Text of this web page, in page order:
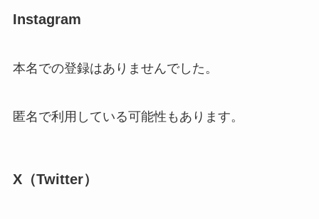
Instagram
本名での登録はありませんでした。
匿名で利用している可能性もあります。
X（Twitter）